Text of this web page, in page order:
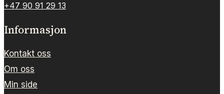
+47 90 91 29 13
Informasjon
Kontakt oss
Om oss
Min side